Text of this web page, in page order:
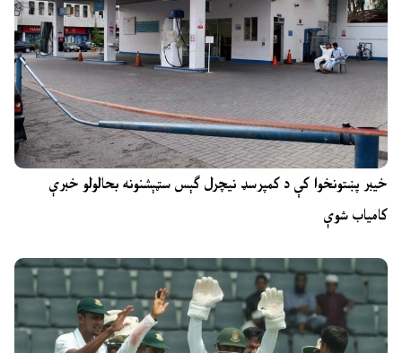
خیبر پښتونخوا کې د کمپرسډ نیچرل ګېس سټېشنونه بحالولو خبرې
کامیاب شوې